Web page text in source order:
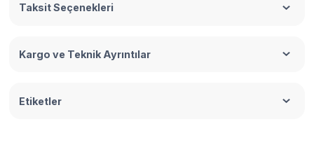
Taksit Seçenekleri
Kargo ve Teknik Ayrıntılar
Etiketler